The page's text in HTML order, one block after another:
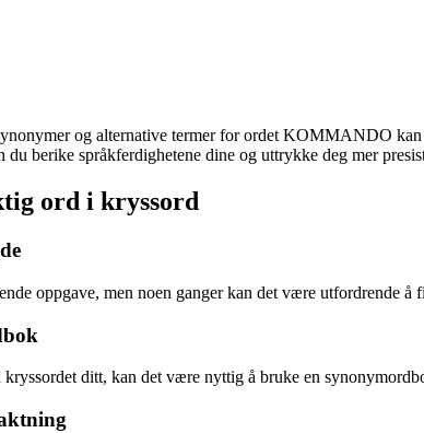
og alternative termer for ordet KOMMANDO
du berike språkferdighetene dine og uttrykke deg mer
ord i kryssord
oppgave, men noen ganger kan det være
ditt, kan det være nyttig å bruke en